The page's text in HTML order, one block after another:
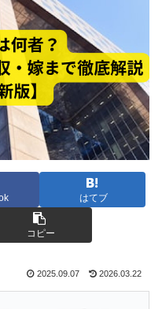
はてブ
コピー
2025.09.07 2026.03.22